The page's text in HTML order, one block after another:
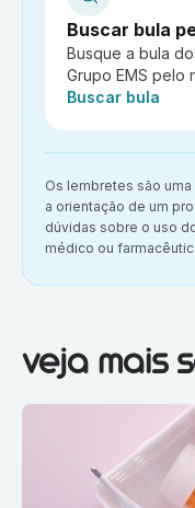
Buscar bula
Busque a bula
Grupo EMS pelo
Ação:
Buscar bula
Aviso importante:
Os lembretes são
a orientação de um
dúvidas sobre o uso
médico ou
Veja mais sobre:
veja mais